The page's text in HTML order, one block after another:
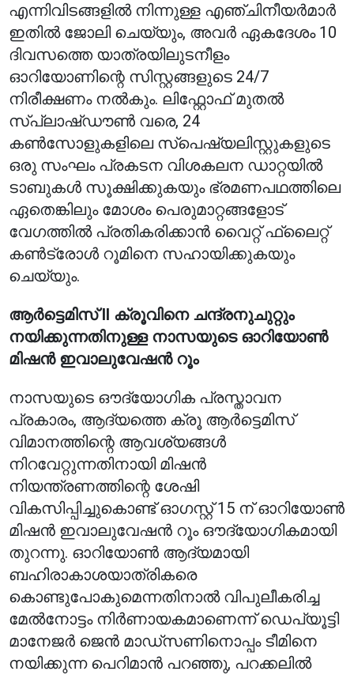
എന്നിവിടങ്ങളിൽ നിന്നുള്ള എഞ്ചിനീയർമാർ
ഇതിൽ ജോലി ചെയ്യും, അവർ ഏകദേശം 10
ദിവസത്തെ യാത്രയിലുടനീളം
ഓറിയോണിന്റെ സിസ്റ്റങ്ങളുടെ 24/7
നിരീക്ഷണം നൽകും. ലിഫ്റ്റോഫ് മുതൽ
സ്പ്ലാഷ്ഡൗൺ വരെ, 24
കൺസോളുകളിലെ സ്പെഷ്യലിസ്റ്റുകളുടെ
ഒരു സംഘം പ്രകടന വിശകലന ഡാറ്റയിൽ
ടാബുകൾ സൂക്ഷിക്കുകയും ഭ്രമണപഥത്തിലെ
ഏതെങ്കിലും മോശം പെരുമാറ്റങ്ങളോട്
വേഗത്തിൽ പ്രതികരിക്കാൻ വൈറ്റ് ഫ്ലൈറ്റ്
കൺട്രോൾ റൂമിനെ സഹായിക്കുകയും
ചെയ്യും.
ആർട്ടെമിസ് II ക്രൂവിനെ ചന്ദ്രനുചുറ്റും
നയിക്കുന്നതിനുള്ള നാസയുടെ ഓറിയോൺ
മിഷൻ ഇവാലുവേഷൻ റൂം
നാസയുടെ ഔദ്യോഗിക പ്രസ്താവന
പ്രകാരം, ആദ്യത്തെ ക്രൂ ആർട്ടെമിസ്
വിമാനത്തിന്റെ ആവശ്യങ്ങൾ
നിറവേറ്റുന്നതിനായി മിഷൻ
നിയന്ത്രണത്തിന്റെ ശേഷി
വികസിപ്പിച്ചുകൊണ്ട് ഓഗസ്റ്റ് 15 ന് ഓറിയോൺ
മിഷൻ ഇവാലുവേഷൻ റൂം ഔദ്യോഗികമായി
തുറന്നു. ഓറിയോൺ ആദ്യമായി
ബഹിരാകാശയാത്രികരെ
കൊണ്ടുപോകുമെന്നതിനാൽ വിപുലീകരിച്ച
മേൽനോട്ടം നിർണായകമാണെന്ന് ഡെപ്യൂട്ടി
മാനേജർ ജെൻ മാഡ്‌സണിനൊപ്പം ടീമിനെ
നയിക്കുന്ന പെറിമാൻ പറഞ്ഞു, പറക്കലിൽ